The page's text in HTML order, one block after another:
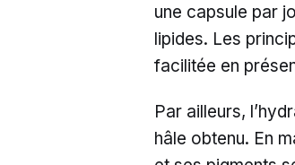
une capsule par
lipides. Les
facilitée en
Par ailleurs,
hâle obtenu. En